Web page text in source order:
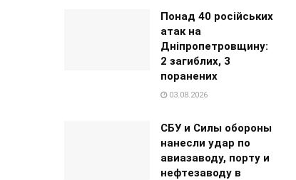
Понад 40 російських
атак на
Дніпропетровщину:
2 загиблих, 3
поранених
03.08.2026
СБУ и Силы обороны
нанесли удар по
авиазаводу, порту и
нефтезаводу в